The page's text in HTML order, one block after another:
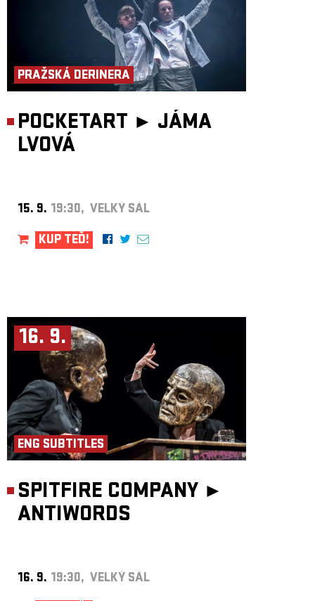
PRAŽSKÁ DERINERA
POCKETART ► JÁMA
LVOVÁ
15. 9. 19:30, VELKÝ SÁL
KUP TEĎ!
16. 9.
ENG SUBTITLES
SPITFIRE COMPANY ►
ANTIWORDS
16. 9. 19:30, VELKÝ SÁL